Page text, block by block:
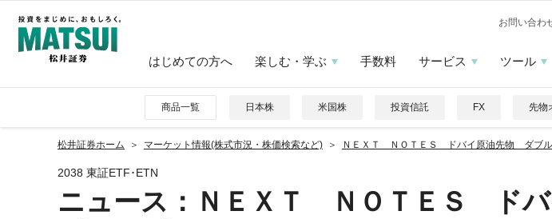
お問い合わ
はじめての方へ 楽しむ・学ぶ 手数料 サービス ツール
商品一覧 日本株 米国株 投資信託 FX 先物
松井証券ホーム マーケット情報(株式市況・株価検索など) ＮＥＸＴ ＮＯＴＥＳ ドバイ原油先物 ダブ
2038 東証ETF･ETN
ニュース ：ＮＥＸＴ ＮＯＴＥＳ ド